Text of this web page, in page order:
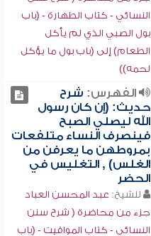
النسائي - كتاب الطهارة - (باب
بول الصبي الذي لم يأكل
الطعام) إلى (باب بول ما يؤكل
لحمه))
الفهرس: شرح
حديث: (إن كان رسول
الله ليصلي الصبح
فينصرف النساء متلفعات
بمروطهن ما يعرفن من
الغلس) , التغليس في
الحضر
للشيخ: عبد المحسن العباد
جزء من محاضرة ( شرح سنن
النسائي - كتاب المواقيت - (باب